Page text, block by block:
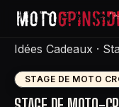
Idées Cadeaux ·
STAGE DE MOTO